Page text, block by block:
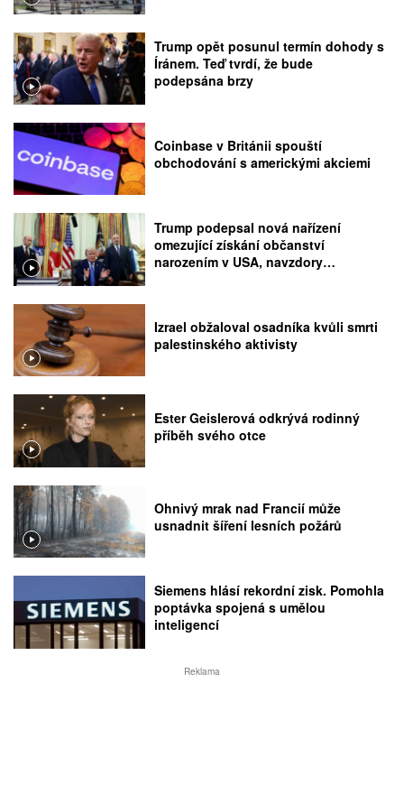
Trump opět posunul termín dohody s
Íránem. Teď tvrdí, že bude
podepsána brzy
Coinbase v Británii spouští
obchodování s americkými akciemi
Trump podepsal nová nařízení
omezující získání občanství
narozením v USA, navzdory
Izrael obžaloval osadníka kvůli smrti
palestinského aktivisty
Ester Geislerová odkrývá rodinný
příběh svého otce
Ohnivý mrak nad Francií může
usnadnit šíření lesních požárů
Siemens hlásí rekordní zisk. Pomohla
poptávka spojená s umělou
inteligencí
Reklama